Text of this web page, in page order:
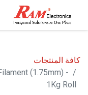
كافة المنتجات
(1.75mm) -
1Kg Roll